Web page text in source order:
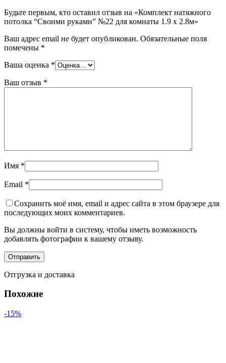
Будьте первым, кто оставил отзыв на «Комплект натяжного
потолка “Своими руками” №22 для комнаты 1.9 х 2.8м»
Ваш адрес email не будет опубликован. Обязательные поля
помечены *
Ваша оценка *
Ваш отзыв *
Имя *
Email *
Сохранить моё имя, email и адрес сайта в этом браузере для
последующих моих комментариев.
Вы должны войти в систему, чтобы иметь возможность
добавлять фотографии к вашему отзыву.
Отгрузка и доставка
Похожие
-15%